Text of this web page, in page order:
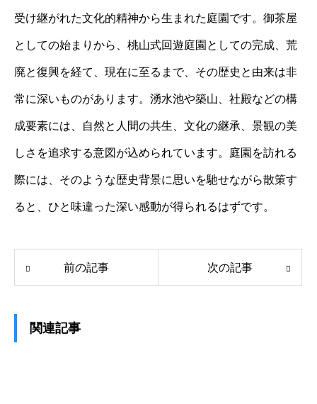
受け継がれた文化的精神から生まれた庭園です。御茶屋
としての始まりから、桃山式回遊庭園としての完成、荒
廃と復興を経て、現在に至るまで、その歴史と由来は非
常に深いものがあります。湧水池や築山、社殿などの構
成要素には、自然と人間の共生、文化の継承、景観の美
しさを追求する意図が込められています。庭園を訪れる
際には、そのような歴史背景に思いを馳せながら散策す
ると、ひと味違った深い感動が得られるはずです。
前の記事 次の記事
関連記事